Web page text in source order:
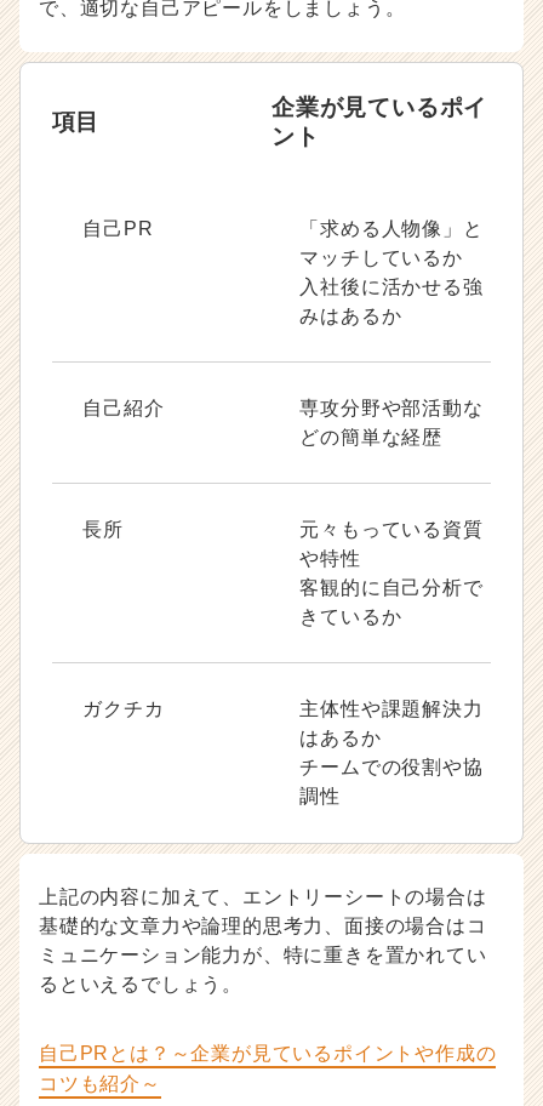
で、適切な自己アピールをしましょう。
項目
企業が見ているポイ
ント
自己PR
「求める人物像」と
マッチしているか
入社後に活かせる強
みはあるか
自己紹介
専攻分野や部活動な
どの簡単な経歴
長所
元々もっている資質
や特性
客観的に自己分析で
きているか
ガクチカ
主体性や課題解決力
はあるか
チームでの役割や協
調性
上記の内容に加えて、エントリーシートの場合は
基礎的な文章力や論理的思考力、面接の場合はコ
ミュニケーション能力が、特に重きを置かれてい
るといえるでしょう。
自己PRとは？～企業が見ているポイントや作成の
コツも紹介～